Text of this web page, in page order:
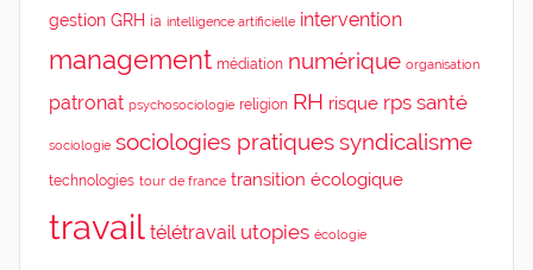
gestion GRH ia intelligence artificielle intervention
management médiation numérique organisation
patronat psychosociologie religion RH risque rps santé
sociologie sociologies pratiquessyndicalisme
technologies tour de france transition écologique
travail télétravail utopies écologie